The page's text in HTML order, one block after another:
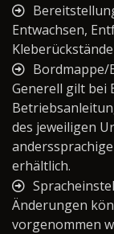
Entwachsen,
Bordmappe/
Generell gilt bei
des jeweiligen
erhältlich.
Änderungen
vorgenommen